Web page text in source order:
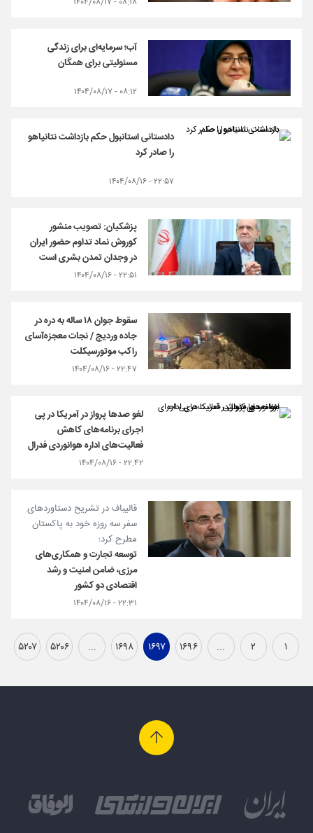
آب؛ سرمایه‌ای برای زندگی
مسئولیتی برای همگان
۰۸:۱۲ - ۱۴۰۴/۰۸/۱۷
دادستانی استانبول حکم بازداشت نتانیاهو
را صادر کرد
۲۲:۵۷ - ۱۴۰۴/۰۸/۱۶
پزشکیان: تصویب منشور
کوروش نماد تداوم حضور ایران
در وجدان تمدن بشری است
۲۲:۵۱ - ۱۴۰۴/۰۸/۱۶
سقوط جوان ۱۸ ساله به دره در
جاده وردیج / نجات معجزه‌آسای
راکب موتورسیکلت
۲۲:۴۷ - ۱۴۰۴/۰۸/۱۶
لغو صدها پرواز در آمریکا در پی
اجرای برنامه‌های کاهش
فعالیت‌های اداره هوانوردی فدرال
۲۲:۴۲ - ۱۴۰۴/۰۸/۱۶
قالیباف در تشریح دستاوردهای
سفر سه روزه خود به پاکستان
مطرح کرد؛
توسعه تجارت و همکاری‌های
مرزی، ضامن امنیت و رشد
اقتصادی دو کشور
۲۲:۳۱ - ۱۴۰۴/۰۸/۱۶
۱ ۲ ... ۱۶۹۶ ۱۶۹۷ ۱۶۹۸ ... ۵۲۰۶ ۵۲۰۷